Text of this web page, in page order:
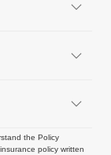
the Policy
policy written